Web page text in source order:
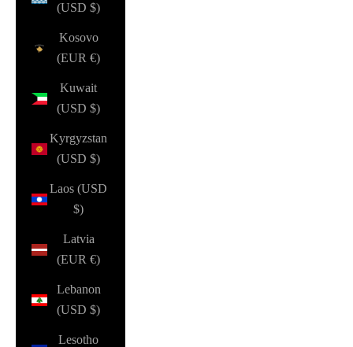
(USD $)
Kosovo
(EUR €)
Kuwait
(USD $)
Kyrgyzstan
(USD $)
Laos (USD
$)
Latvia
(EUR €)
Lebanon
(USD $)
Lesotho